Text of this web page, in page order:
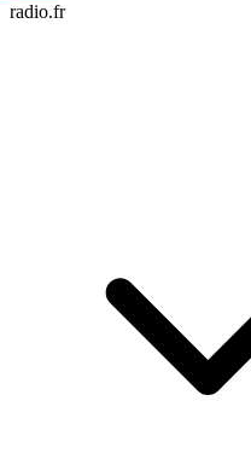
radio.fr